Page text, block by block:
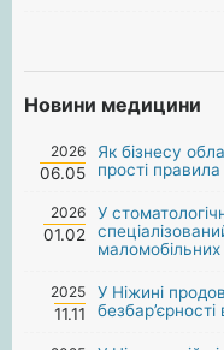
Новини медицини
2026
06.05
Як бізнесу
прості
2026
01.02
У
2025
11.11
У Ніжині